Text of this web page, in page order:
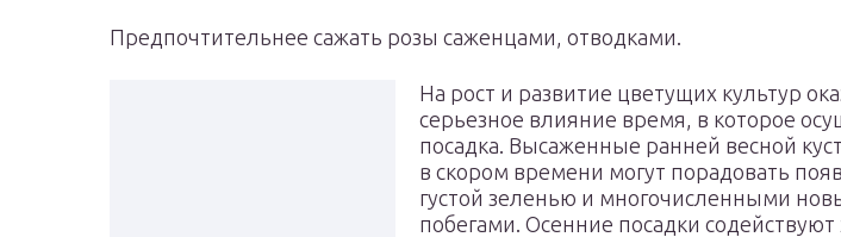
Предпочтительнее сажать розы саженцами, отводками.
На рост и развитие цветущих культур
серьезное влияние время, в которое
посадка. Высаженные ранней весной
в скором времени могут порадовать
густой зеленью и многочисленными
побегами. Осенние посадки